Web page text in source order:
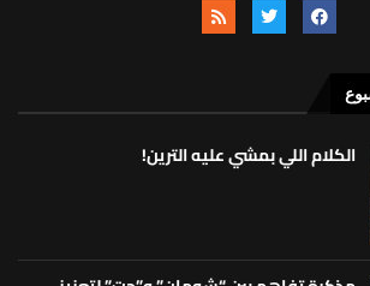
الكلام اللي بمشي عليه الترين!